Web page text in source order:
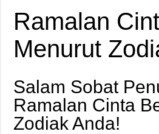
Ramalan
Menurut
Salam Sobat
Ramalan Cinta
Zodiak Anda!